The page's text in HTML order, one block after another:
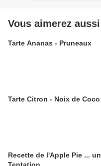
Vous aimerez aussi
Tarte Ananas - Pruneaux
Tarte Citron - Noix de Coco
Recette de l'Apple Pie ...